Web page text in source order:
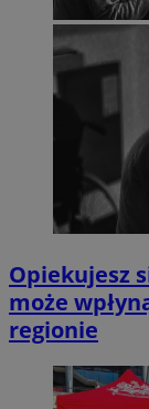
Opiekujesz
może
regionie